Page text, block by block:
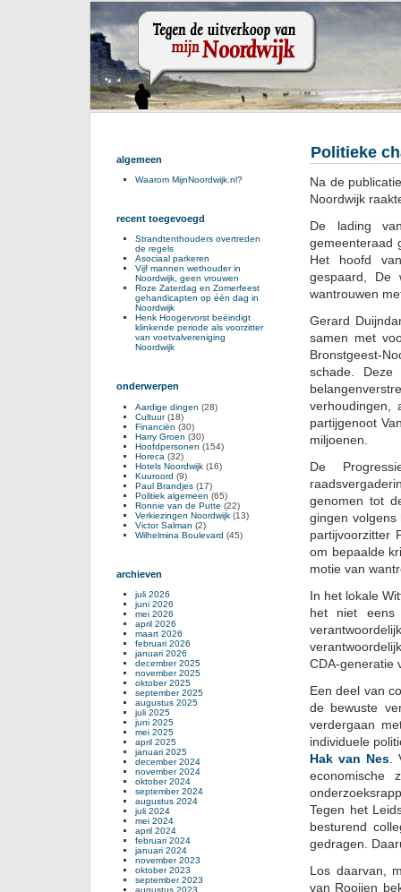
Politieke
Na de
Noordwijk
De lading
gemeenteraad
Het hoofd
gespaard, De
wantrouwen
Gerard
samen met
Bronstgeest-
schade. Deze
verhoudingen,
partijgenoot
miljoenen.
De
genomen tot
gingen volgens
partijvoorzitter
om bepaalde
motie van
In het lokale
het niet
CDA-generatie
Een deel van
de bewuste
verdergaan
individuele
Hak van Nes.
Tegen het
besturend
gedragen.
Los daarvan,
van Rooijen
algemeen
Waarom MijnNoordwijk.nl?
recent toegevoegd
Strandtenthouders overtreden
de regels
Asociaal parkeren
Vijf mannen wethouder in
Noordwijk, geen vrouwen
Roze Zaterdag en Zomerfeest
gehandicapten op één dag in
Noordwijk
Henk Hoogervorst beëindigt
klinkende periode als voorzitter
van voetvalvereniging
Noordwijk
onderwerpen
Aardige dingen (28)
Cultuur(18)
Financiën (30)
Harry Groen (30)
Hoofdpersonen (154)
Horeca (32)
Hotels Noordwijk (16)
Kuuroord (9)
Paul Brandjes (17)
Politiek algemeen (65)
Ronnie van de Putte (22)
Verkiezingen Noordwijk (13)
Victor Salman (2)
Wilhelmina Boulevard (45)
archieven
juli 2026
juni 2026
mei 2026
april 2026
maart 2026
februari 2026
januari 2026
december 2025
november 2025
oktober 2025
september 2025
augustus 2025
juli 2025
juni 2025
mei 2025
april 2025
januari 2025
december 2024
november 2024
oktober 2024
september 2024
augustus 2024
juli 2024
mei 2024
april 2024
februari 2024
januari 2024
november 2023
oktober 2023
september 2023
augustus 2023